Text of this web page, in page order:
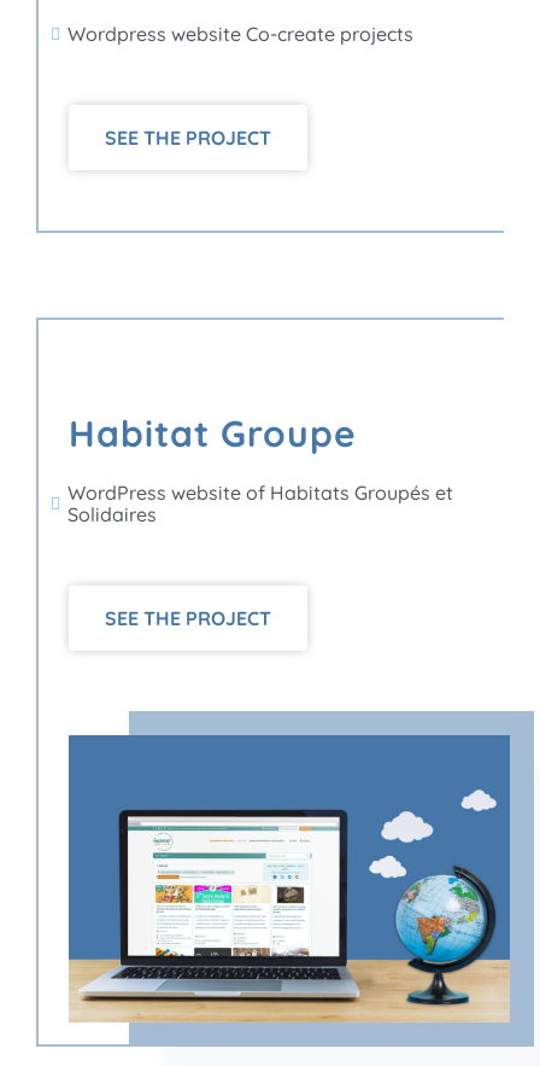
Wordpress website Co-create projects
SEE THE PROJECT
Habitat Groupe
WordPress website of Habitats Groupés et
Solidaires
SEE THE PROJECT